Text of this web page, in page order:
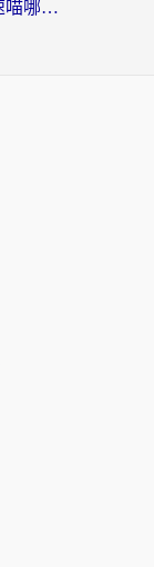
海外党选回国加速器：云极和加速喵哪个好？附3款热门工具实测对比